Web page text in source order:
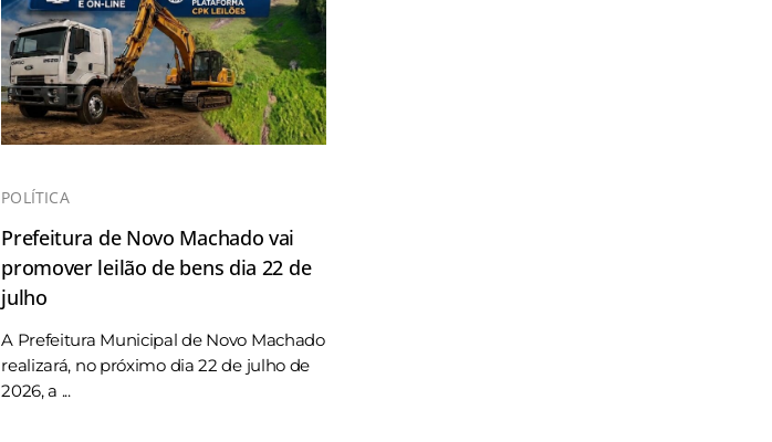
POLÍTICA
Prefeitura de Novo Machado vai
promover leilão de bens dia 22 de
julho
A Prefeitura Municipal de Novo Machado
realizará, no próximo dia 22 de julho de
2026, a ...